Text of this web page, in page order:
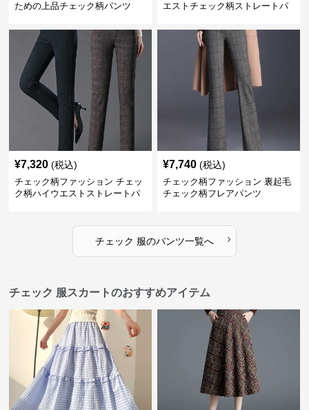
ための上品チェック柄パンツ
エストチェック柄ストレートパ
¥7,320 (税込)
チェック柄ファッション チェッ
ク柄ハイウエストストレートパ
¥7,740 (税込)
チェック柄ファッション 裏起毛
チェック柄フレアパンツ
チェック 服のパンツ一覧へ ›
チェック 服スカートのおすすめアイテム